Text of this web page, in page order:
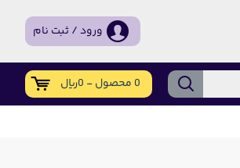
ورود / ثبت نام
0 محصول - 0ریال